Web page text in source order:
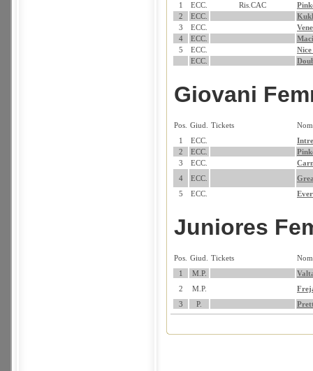
1
ECC. Ris.CAC
2
ECC.
3
ECC.
4
ECC.
5
ECC.
ECC.
Giovani
Pos. Giud. Tickets
1
ECC.
2
ECC.
3
ECC.
4
ECC.
5
ECC.
Juniores
Pos. Giud. Tickets
1
M.P.
2
M.P.
3
P.